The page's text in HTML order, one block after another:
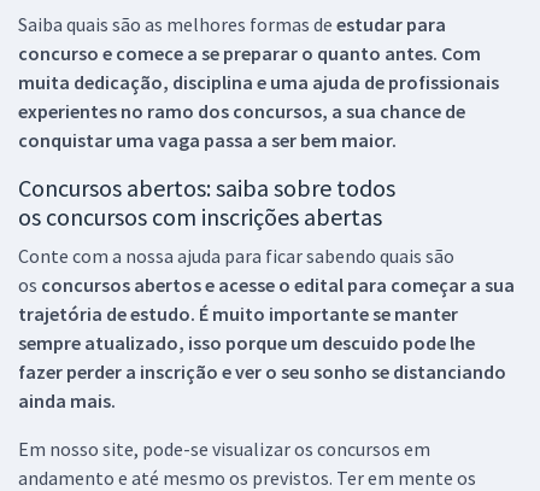
Saiba quais são as melhores formas de estudar para
concurso e comece a se preparar o quanto antes. Com
muita dedicação, disciplina e uma ajuda de profissionais
experientes no ramo dos concursos, a sua chance de
conquistar uma vaga passa a ser bem maior.
Concursos abertos: saiba sobre todos
os concursos com inscrições abertas
Conte com a nossa ajuda para ficar sabendo quais são
os concursos abertos e acesse o edital para começar a sua
trajetória de estudo. É muito importante se manter
sempre atualizado, isso porque um descuido pode lhe
fazer perder a inscrição e ver o seu sonho se distanciando
ainda mais.
Em nosso site, pode-se visualizar os concursos em
andamento e até mesmo os previstos. Ter em mente os